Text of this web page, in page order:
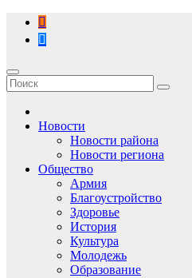
Перейти
содержимому
Новости
Новости района
Новости региона
Общество
Армия
Благоустройство
Здоровье
История
Культура
Молодежь
Образование